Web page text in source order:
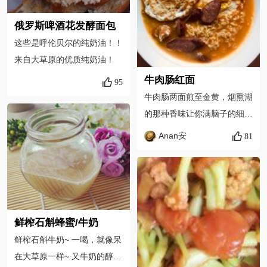
俄罗斯啤酒花发酵面包
这些是呼伦贝尔的纯奶油！！
来自大草原的优质纯奶油！
95
鲜榨石斛蜂蜜/牛奶
鲜榨石斛牛奶~ 一喝，就像呆
在大草原一样~ 又牛奶的醇
牛肉肠红面
牛肉肠两面煎至金黄，烟熏湖
的那种香味让你满脑子的细胞
都在美食的天空游荡，仿佛到
的云，脑回路
Anan安 81